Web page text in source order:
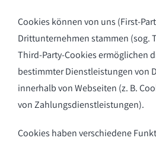
Cookies können von uns (First-
Drittunternehmen stammen (sog.
Third-Party-Cookies ermöglichen
bestimmter Dienstleistungen von
innerhalb von Webseiten (z. B.
von Zahlungsdienstleistungen).
Cookies haben verschiedene